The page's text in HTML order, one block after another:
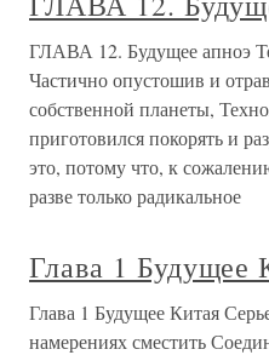
ГЛАВА 12. Будущее апноэ
Частично опустошив и
собственной планеты,
приготовился покорять и
это, потому что, к
разве только радикальное
Глава 1 Будущее
Глава 1 Будущее Китая
намерениях сместить